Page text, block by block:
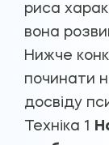
риса
вона
Нижче
починати
досвіду
Техніка 1